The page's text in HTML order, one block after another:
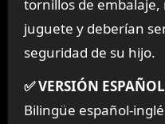
tornillos de embalaje,
juguete y deberían
seguridad de su hijo.
✅ VERSIÓN
Bilingüe español-